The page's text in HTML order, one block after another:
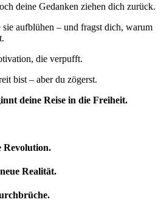
deine Gedanken ziehen dich zurück.
sie aufblühen – und fragst dich, warum
die verpufft.
bist – aber du zögerst.
deine Reise in die Freiheit.
Revolution.
Realität.